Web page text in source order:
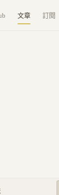
文章 訂閱